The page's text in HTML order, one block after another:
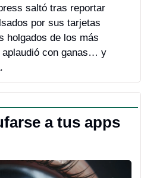
saltó tras reportar
por sus tarjetas
holgados de los más
aplaudió con ganas… y
a tus apps